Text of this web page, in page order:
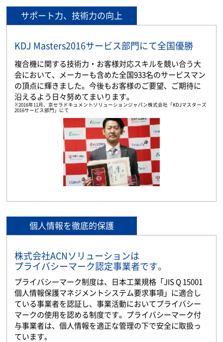
サポート力、技術力の向上
KDJ Masters2016サービス部門にて全国優勝
複合機に関する技術力・お客様対応スキルを競い合う大
会において、メーカーも含めた全国933名のサービスマン
の頂点に輝きました。今後もお客様のご要望、ご期待に
沿えるよう日々努めてまいります。
※2016年11月、京セラドキュメントソリューションジャパン株式会社「KDJマスターズ
2016サービス部門」にて
個人情報を徹底的保護
株式会社ACNソリューションは
プライバシーマーク認定事業者です。
プライバシーマーク制度は、日本工業規格「JIS Q 15001
個人情報保護マネジメントシステム要求事項」に適合し
ている事業者を認証し、事業活動においてプライバシー
マークの使用を認める制度です。プライバシーマーク付
与事業者は、個人情報を適正な管理の下で安全に取扱っ
ています。